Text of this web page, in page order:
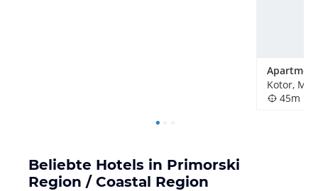
Kotor,
45m
Beliebte Hotels in Primorski
Region / Coastal Region